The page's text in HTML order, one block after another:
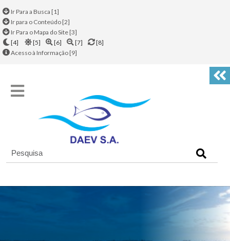
Ir Para a Busca [1]
Ir para o Conteúdo [2]
Ir Para o Mapa do Site [3]
[4]
[5] [6] [7]
[8]
Acesso à Informação [9]